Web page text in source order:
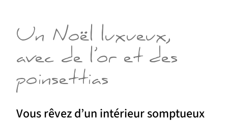
Un Noël luxueux,
avec de l’or et des
poinsettias
Vous rêvez d’un intérieur somptueux